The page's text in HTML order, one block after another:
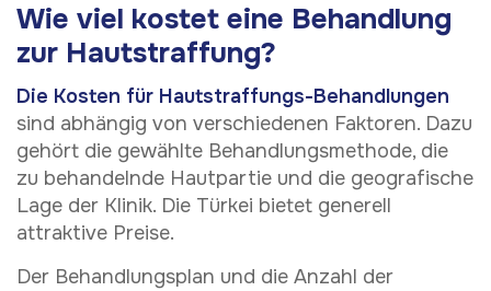
Wie viel kostet eine Behandlung
zur Hautstraffung?
Die Kosten für Hautstraffungs-Behandlungen
sind abhängig von verschiedenen Faktoren. Dazu
gehört die gewählte Behandlungsmethode, die
zu behandelnde Hautpartie und die geografische
Lage der Klinik. Die Türkei bietet generell
attraktive Preise.
Der Behandlungsplan und die Anzahl der